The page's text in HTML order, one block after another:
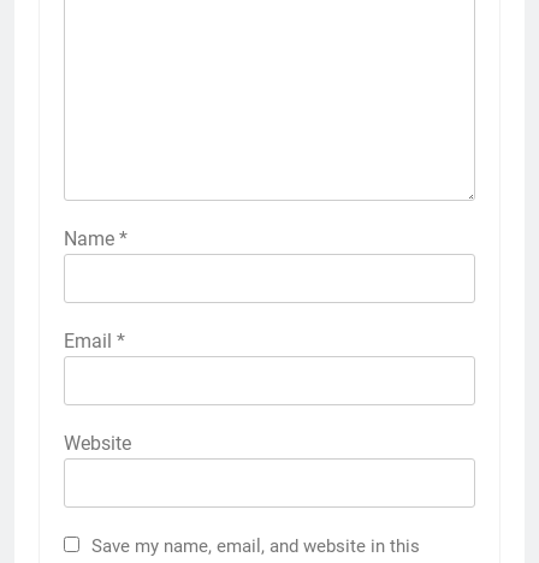
Name *
Email *
Website
Save my name, email, and website in this